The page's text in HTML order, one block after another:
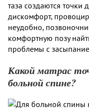
таза создаются точки
дискомфорт,
неудобно,
комфортную позу
проблемы с
Какой матрас
больной спине?